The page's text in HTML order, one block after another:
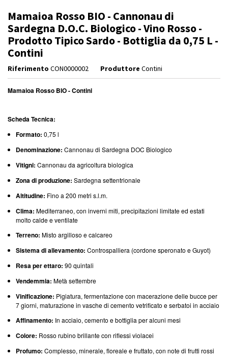
Mamaioa Rosso BIO - Cannonau di
Sardegna D.O.C. Biologico - Vino Rosso -
Prodotto Tipico Sardo - Bottiglia da 0,75 L -
Contini
Riferimento CON0000002 Produttore Contini
Mamaioa Rosso BIO - Contini
Scheda Tecnica:
Formato: 0,75 l
Denominazione: Cannonau di Sardegna DOC Biologico
Vitigni: Cannonau da agricoltura biologica
Zona di produzione: Sardegna settentrionale
Altitudine: Fino a 200 metri s.l.m.
Clima: Mediterraneo, con inverni miti, precipitazioni limitate ed estati
molto calde e ventilate
Terreno: Misto argilloso e calcareo
Sistema di allevamento: Controspalliera (cordone speronato e Guyot)
Resa per ettaro: 90 quintali
Vendemmia: Metà settembre
Vinificazione: Pigiatura, fermentazione con macerazione delle bucce per
7 giorni, maturazione in vasche di cemento vetrificato e serbatoi in acciaio
Affinamento: In acciaio, cemento e bottiglia per alcuni mesi
Colore: Rosso rubino brillante con riflessi violacei
Profumo: Complesso, minerale, floreale e fruttato, con note di frutti rossi